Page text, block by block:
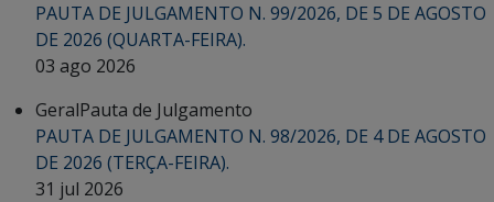
PAUTA DE JULGAMENTO N. 99/2026, DE 5 DE AGOSTO
DE 2026 (QUARTA-FEIRA).
03 ago 2026
GeralPauta de Julgamento
PAUTA DE JULGAMENTO N. 98/2026, DE 4 DE AGOSTO
DE 2026 (TERÇA-FEIRA).
31 jul 2026